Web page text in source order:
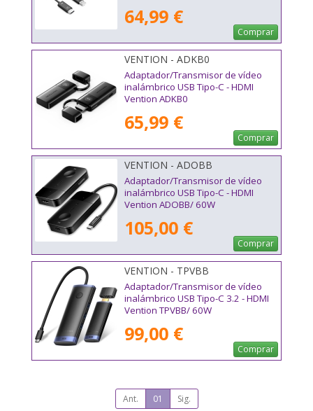
64,99 €
Comprar
VENTION - ADKB0
Adaptador/Transmisor de vídeo
inalámbrico USB Tipo-C - HDMI
Vention ADKB0
65,99 €
Comprar
VENTION - ADOBB
Adaptador/Transmisor de vídeo
inalámbrico USB Tipo-C - HDMI
Vention ADOBB/ 60W
105,00 €
Comprar
VENTION - TPVBB
Adaptador/Transmisor de vídeo
inalámbrico USB Tipo-C 3.2 - HDMI
Vention TPVBB/ 60W
99,00 €
Comprar
Ant. 01 Sig.